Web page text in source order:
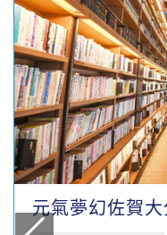
元氣夢幻佐賀大